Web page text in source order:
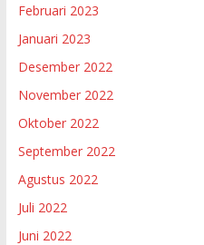
Februari 2023
Januari 2023
Desember 2022
November 2022
Oktober 2022
September 2022
Agustus 2022
Juli 2022
Juni 2022